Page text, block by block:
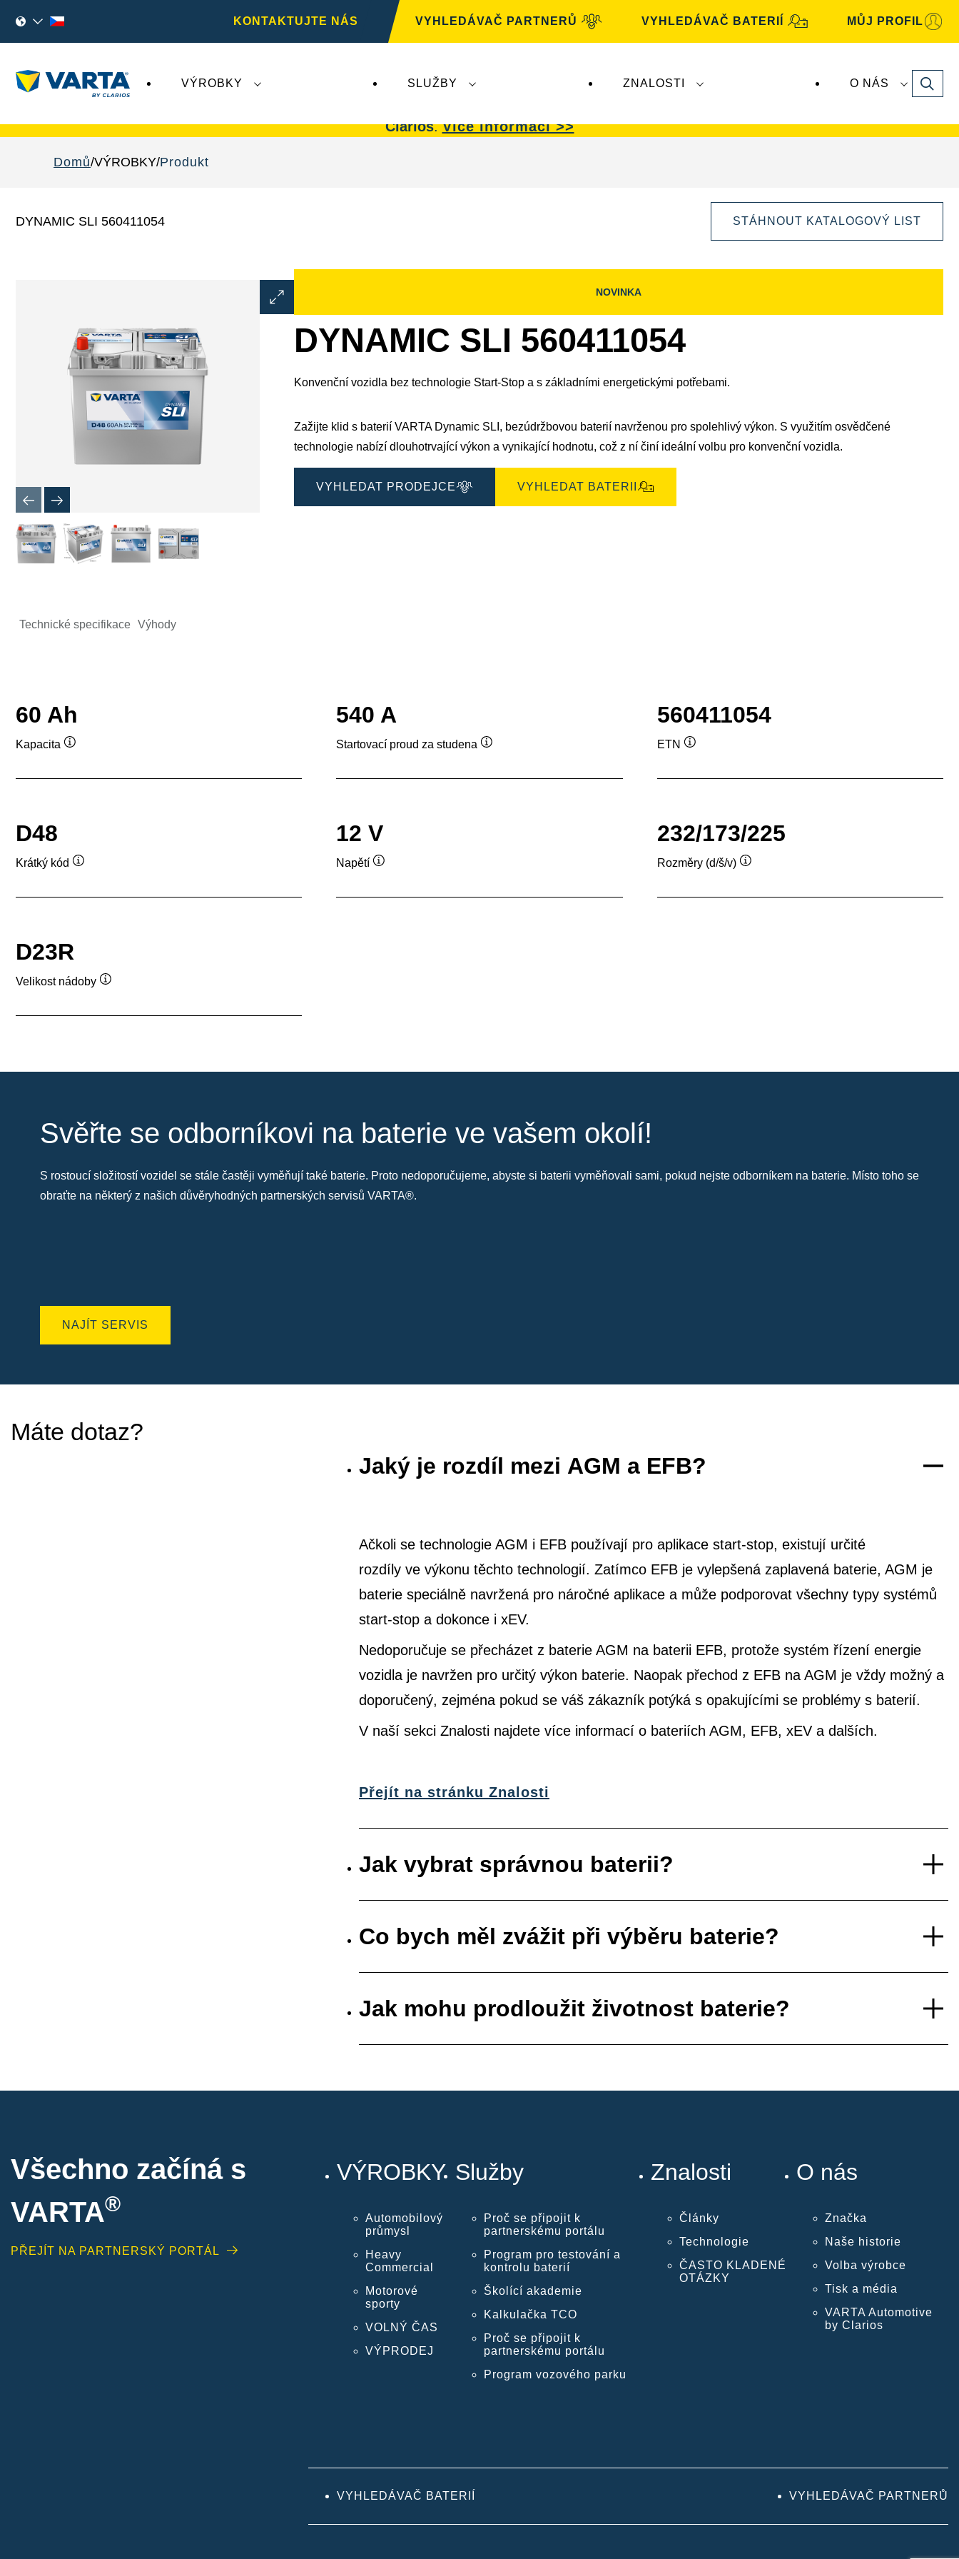
KONTAKTUJTE NÁS VYHLEDÁVAČ PARTNERŮ VYHLEDÁVAČ BATERIÍ MŮJ PROFIL
VÝROBKY SLUŽBY ZNALOSTI O NÁS Search
Clarios.Více informací >>
Domů VÝROBKY Produkt
DYNAMIC SLI 560411054 STÁHNOUT KATALOGOVÝ LIST
Otevřít
dialogové
obrázku
obrázku
NOVINKA
DYNAMIC SLI 560411054
Konvenční vozidla bez technologie Start-Stop a s základními energetickými potřebami.
Zažijte klid s baterií VARTA Dynamic SLI, bezúdržbovou baterií navrženou pro spolehlivý výkon. S využitím osvědčené
technologie nabízí dlouhotrvající výkon a vynikající hodnotu, což z ní činí ideální volbu pro konvenční vozidla.
VYHLEDAT PRODEJCE VYHLEDAT BATERII
Technické specifikace Výhody
60 Ah
Kapacita
540 A
Startovací proud za studena
560411054
ETN
D48
Krátký kód
12 V
Napětí
232/173/225
Rozměry (d/š/v)
D23R
Velikost nádoby
Svěřte se odborníkovi na baterie ve vašem okolí!
S rostoucí složitostí vozidel se stále častěji vyměňují také baterie. Proto nedoporučujeme, abyste si baterii vyměňovali sami, pokud nejste odborníkem na baterie. Místo toho se
obraťte na některý z našich důvěryhodných partnerských servisů VARTA®.
NAJÍT SERVIS
Máte dotaz?
Jaký je rozdíl mezi AGM a EFB?
Ačkoli se technologie AGM i EFB používají pro aplikace start-stop, existují určité
rozdíly ve výkonu těchto technologií. Zatímco EFB je vylepšená zaplavená baterie, AGM je
baterie speciálně navržená pro náročné aplikace a může podporovat všechny typy systémů
start-stop a dokonce i xEV.
Nedoporučuje se přecházet z baterie AGM na baterii EFB, protože systém řízení energie
vozidla je navržen pro určitý výkon baterie. Naopak přechod z EFB na AGM je vždy možný a
doporučený, zejména pokud se váš zákazník potýká s opakujícími se problémy s baterií.
V naší sekci Znalosti najdete více informací o bateriích AGM, EFB, xEV a dalších.
Přejít na stránku Znalosti
Jak vybrat správnou baterii?
Co bych měl zvážit při výběru baterie?
Jak mohu prodloužit životnost baterie?
Všechno začíná s
VARTA®
PŘEJÍT NA PARTNERSKÝ PORTÁL
VÝROBKY
Automobilový
průmysl
Heavy
Commercial
Motorové
sporty
VOLNÝ ČAS
VÝPRODEJ
Služby
Proč se připojit k
partnerskému portálu
Program pro testování a
kontrolu baterií
Školící akademie
Kalkulačka TCO
Proč se připojit k
partnerskému portálu
Program vozového parku
Znalosti
Články
Technologie
ČASTO KLADENÉ
OTÁZKY
O nás
Značka
Naše historie
Volba výrobce
Tisk a média
VARTA Automotive
by Clarios
VYHLEDÁVAČ BATERIÍ VYHLEDÁVAČ PARTNERŮ